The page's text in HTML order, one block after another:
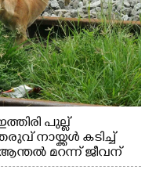
പുല്ല്
നായ്ക്കൾ കടിച്ച്
മറന്ന് ജീവന്
വാത്തുരുത്തിയിൽ